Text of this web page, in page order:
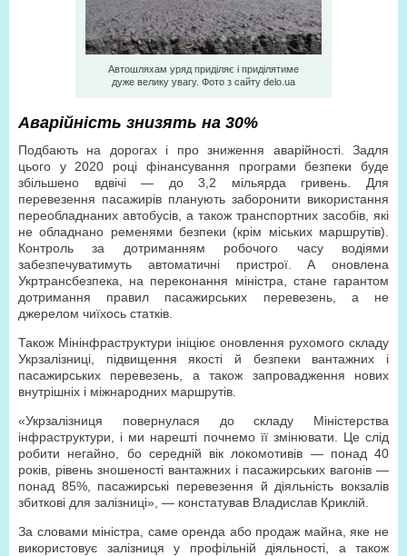
Автошляхам уряд приділяє і приділятиме
дуже велику увагу. Фото з сайту delo.ua
Аварійність знизять на 30%
Подбають на дорогах і про зниження аварійності. Задля
цього у 2020 році фінансування програми безпеки буде
збільшено вдвічі — до 3,2 мільярда гривень. Для
перевезення пасажирів планують заборонити використання
переобладнаних автобусів, а також транспортних засобів, які
не обладнано ременями безпеки (крім міських маршрутів).
Конт­роль за дотриманням робочого часу водіями
забезпечуватимуть автоматичні пристрої. А оновлена
Укртрансбезпека, на переконання міністра, стане гарантом
дотримання правил пасажирських перевезень, а не
джерелом чиїхось статків.
Також Мінінфраструктури ініціює оновлення рухомого складу
Укрзалізниці, підвищення якості й безпеки вантажних і
пасажирських перевезень, а також запровадження нових
внутрішніх і міжнародних маршрутів.
«Укрзалізниця повернулася до складу Міністерства
інфраструктури, і ми нарешті почнемо її змінювати. Це слід
робити негайно, бо середній вік локомотивів — понад 40
років, рівень зношеності вантажних і пасажирських вагонів —
понад 85%, пасажирські перевезення й діяльність вокзалів
збиткові для залізниці», — констатував Владислав Криклій.
За словами міністра, саме оренда або продаж майна, яке не
використовує залізниця у профільній діяльності, а також